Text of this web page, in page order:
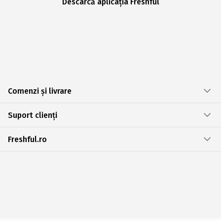
Comenzi și livrare
Suport clienți
Freshful.ro